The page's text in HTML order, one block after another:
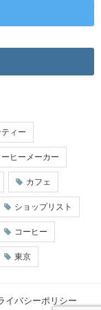
ィー
ーヒーメーカー
カフェ
ショップリスト
コーヒー
東京
イバシーポリシー